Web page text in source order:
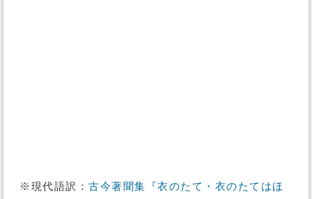
※現代語訳： 古今著聞集『衣のたて・衣のたてはほ